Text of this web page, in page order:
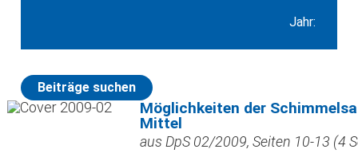
Jahr:
Beiträge suchen
Möglichkeiten der
Mittel
aus DpS 02/2009, Seiten 10-13 (4